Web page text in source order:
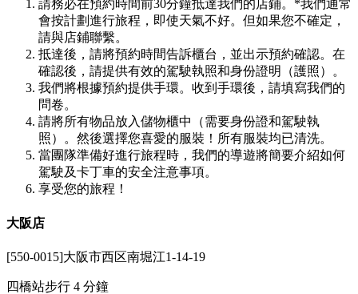
請務必在預約時間前30分鐘抵達我們的店鋪。*我們通常
會按計劃進行旅程，即使天氣不好。但如果您不確定，
請與店鋪聯繫。
抵達後，請將預約時間告訴櫃台，並出示預約確認。在
確認後，請提供有效的駕駛執照和身份證明（護照）。
我們將根據預約提供手環。收到手環後，請填寫我們的
問卷。
請將所有物品放入儲物櫃中（需要身份證和駕駛執
照）。然後選擇您喜愛的服裝！所有服裝均已清洗。
當團隊準備好進行旅程時，我們的導遊將簡要介紹如何
駕駛及卡丁車的安全注意事項。
享受您的旅程！
大阪店
[550-0015]大阪市西区南堀江1-14-19
四橋站步行 4 分鐘